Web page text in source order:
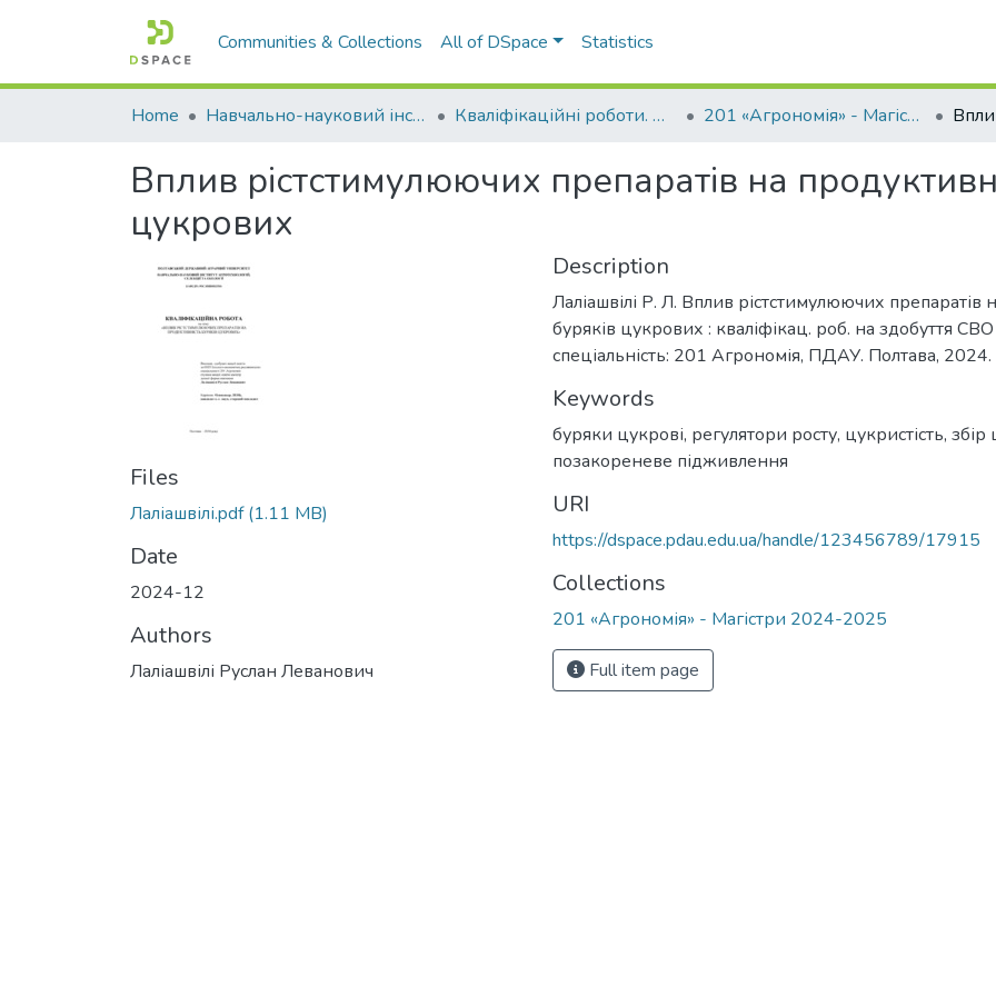
Communities & Collections All of DSpace Statistics
Home Навчально-науковий інститут агротехнологій, селекції та екології Кваліфікаційні роботи. ННІ агротехнологій, селекції та екології 201 «Агрономія» - Магістри 2024-2025
Вплив рістстимулюючих препаратів на
цукрових
Files
Лаліашвілі.pdf(1.11 MB)
Date
2024-12
Authors
Лаліашвілі Руслан Леванович
Description
Лаліашвілі Р. Л. Вплив рістстимулюючих препаратів
буряків цукрових : кваліфікац. роб. на здобуття СВО
спеціальність: 201 Агрономія, ПДАУ. Полтава, 2024.
Keywords
буряки цукрові, регулятори росту, цукристість, збір
позакореневе підживлення
URI
https://dspace.pdau.edu.ua/handle/123456789/17915
Collections
201 «Агрономія» - Магістри 2024-2025
Full item page